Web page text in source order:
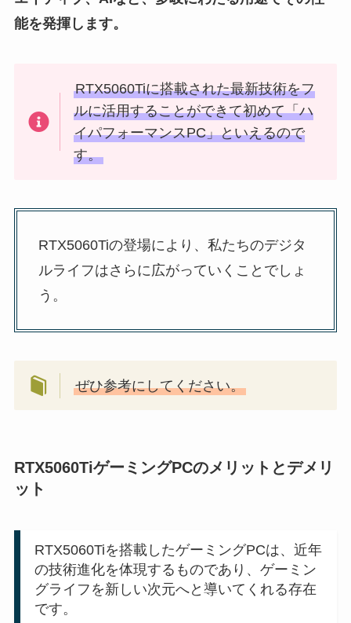
能を発揮します。
RTX5060Tiに搭載された最新技術をフ
ルに活用することができて初めて「ハ
イパフォーマンスPC」といえるので
す。
RTX5060Tiの登場により、私たちのデジタ
ルライフはさらに広がっていくことでしょ
う。
ぜひ参考にしてください。
RTX5060TiゲーミングPCのメリットとデメリ
ット
RTX5060Tiを搭載したゲーミングPCは、近年
の技術進化を体現するものであり、ゲーミン
グライフを新しい次元へと導いてくれる存在
です。